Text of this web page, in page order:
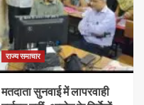
राज्य समाचार
मतदाता सुनवाई में लापरवाही